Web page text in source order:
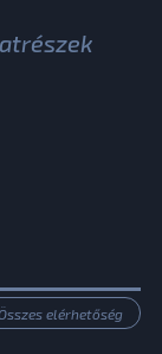
elérhetőség